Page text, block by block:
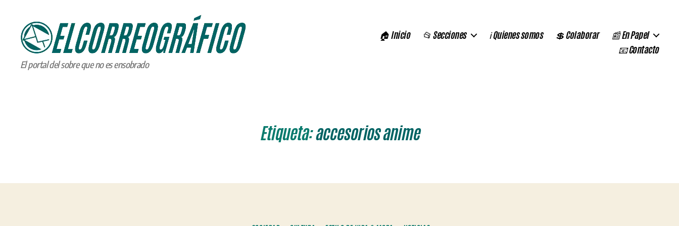
ELCORREOGRÁFICO
El portal del sobre que no es ensobrado
🏠 Inicio 📂 Secciones ℹ️ Quienes somos 💲 Colaborar
📰 En Papel
📧 Contacto
Etiqueta:accesorios anime
Categorías